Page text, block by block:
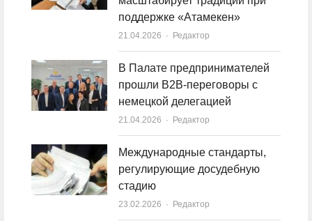
поддержке «Атамекен»
21.04.2026 Author
Редактор
В Палате предпринимателей
прошли B2B-переговоры с
немецкой делегацией
21.04.2026 Author
Редактор
Международные стандарты,
регулирующие досудебную
стадию
23.02.2026 Author
Редактор